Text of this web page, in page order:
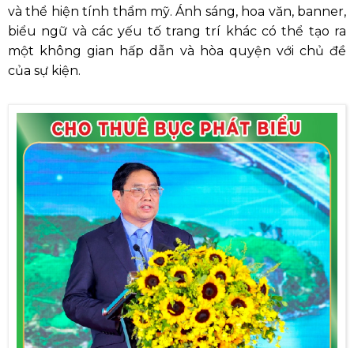
và thể hiện tính thẩm mỹ. Ánh sáng, hoa văn, banner,
biểu ngữ và các yếu tố trang trí khác có thể tạo ra
một không gian hấp dẫn và hòa quyện với chủ đề
của sự kiện.